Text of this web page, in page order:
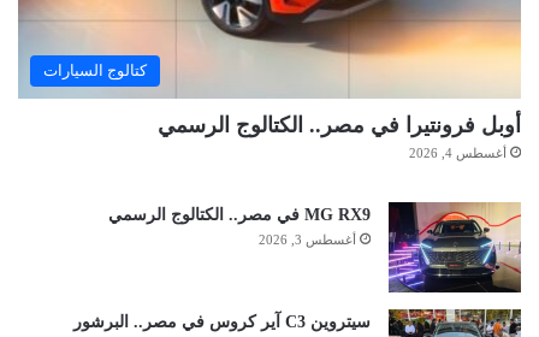
كتالوج السيارات
أوبل فرونتيرا في مصر.. الكتالوج الرسمي
أغسطس 4, 2026
MG RX9 في مصر.. الكتالوج الرسمي
أغسطس 3, 2026
سيتروين C3 آير كروس في مصر.. البرشور